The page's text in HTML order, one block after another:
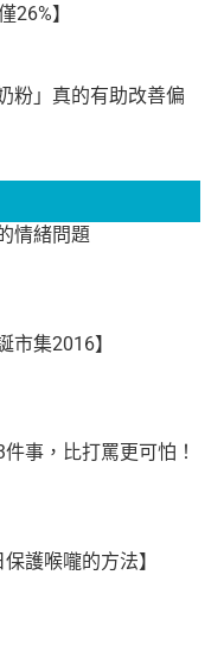
26%】
粉」真的有助改善偏
情緒問題
市集2016】
事，比打罵更可怕！
保護喉嚨的方法】